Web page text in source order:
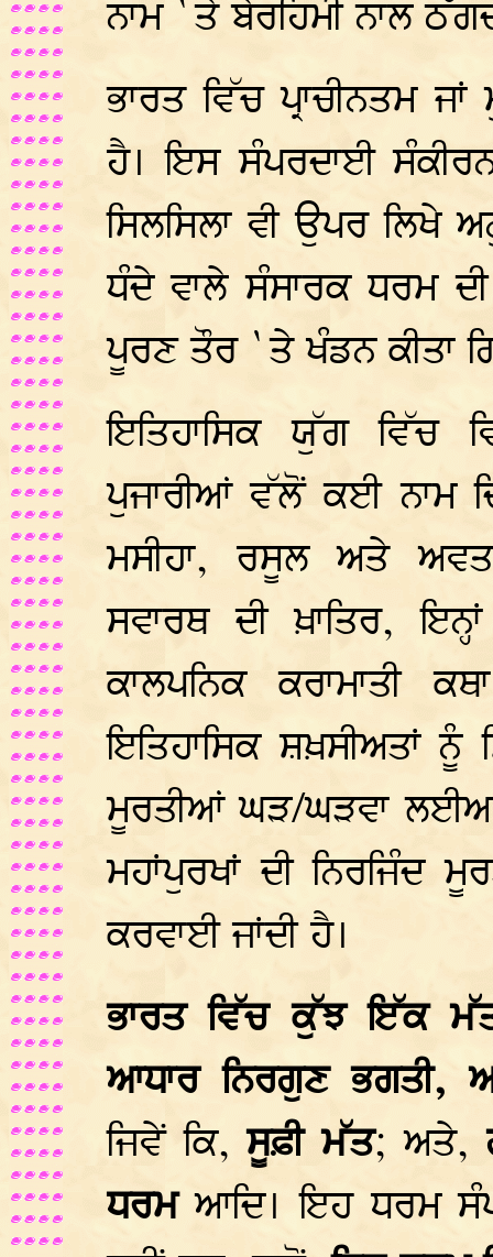
ਨਾਮ `ਤੇ ਬੇਰਹਿਮੀ ਨਾਲ
ਭਾਰਤ ਵਿੱਚ ਪ੍ਰਾਚੀਨਤਮ
ਹੈ। ਇਸ ਸੰਪਰਦਾਈ ਸੰਕੀਰਨ
ਸਿਲਸਿਲਾ ਵੀ ਉਪਰ ਲਿਖੇ
ਧੰਦੇ ਵਾਲੇ ਸੰਸਾਰਕ ਧਰਮ
ਪੂਰਣ ਤੌਰ `ਤੇ ਖੰਡਨ ਕੀਤਾ
ਇਤਿਹਾਸਿਕ ਯੁੱਗ
ਪੁਜਾਰੀਆਂ ਵੱਲੋਂ ਕਈ ਨਾਮ
ਮਸੀਹਾ, ਰਸੂਲ ਅਤੇ
ਸਵਾਰਥ ਦੀ ਖ਼ਾਤਿਰ,
ਕਾਲਪਨਿਕ ਕਰਾਮਾਤੀ
ਇਤਿਹਾਸਿਕ ਸ਼ਖ਼ਸੀਅਤਾਂ ਨੂੰ
ਮੂਰਤੀਆਂ ਘੜ/ਘੜਵਾ ਲਈਆਂ
ਮਹਾਂਪੁਰਖਾਂ ਦੀ ਨਿਰਜਿੰਦ
ਕਰਵਾਈ ਜਾਂਦੀ ਹੈ।
ਭਾਰਤ ਵਿੱਚ ਕੁੱਝ ਇੱਕ ਮੱਤ
ਆਧਾਰ ਨਿਰਗੁਣ ਭਗਤੀ,
ਜਿਵੇਂ ਕਿ,ਸੂਫ਼ੀ ਮੱਤ; ਅਤੇ,
ਧਰਮਆਦਿ। ਇਹ ਧਰਮ